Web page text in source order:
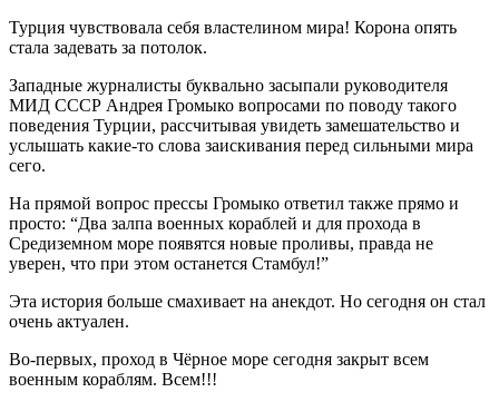
Турция чувствовала себя властелином мира! Корона опять
стала задевать за потолок.
Западные журналисты буквально засыпали руководителя
МИД СССР Андрея Громыко вопросами по поводу такого
поведения Турции, рассчитывая увидеть замешательство и
услышать какие-то слова заискивания перед сильными мира
сего.
На прямой вопрос прессы Громыко ответил также прямо и
просто: “Два залпа военных кораблей и для прохода в
Средиземном море появятся новые проливы, правда не
уверен, что при этом останется Стамбул!”
Эта история больше смахивает на анекдот. Но сегодня он стал
очень актуален.
Во-первых, проход в Чёрное море сегодня закрыт всем
военным кораблям. Всем!!!